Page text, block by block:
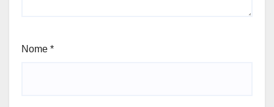
Nome *